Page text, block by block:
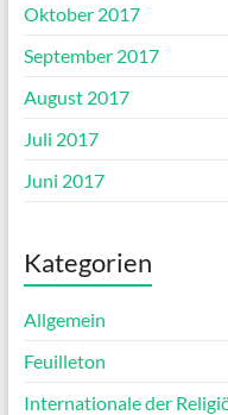
Oktober 2017
September 2017
August 2017
Juli 2017
Juni 2017
Kategorien
Allgemein
Feuilleton
Internationale der